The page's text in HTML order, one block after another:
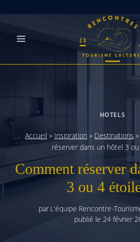
HOTELS
Accueil » Inspiration » Destinations »
réserver dans un hôtel 3
Comment réserver
3 ou 4
par L'équipe Rencontre-
publié le 24 février